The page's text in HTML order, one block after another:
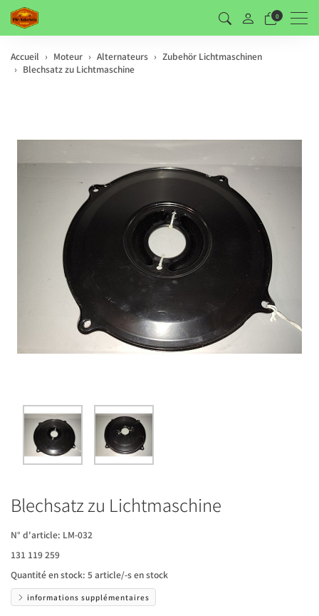
0
Accueil Moteur Alternateurs
Zubehör Lichtmaschinen
Blechsatz zu Lichtmaschine
Blechsatz zu Lichtmaschine
N° d'article: LM-032
131 119 259
Quantité en stock: 5 article/-s en stock
informations supplémentaires